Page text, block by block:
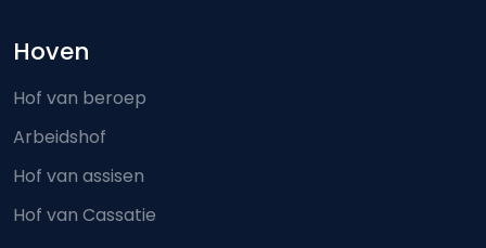
Hoven
Hof van beroep
Arbeidshof
Hof van assisen
Hof van Cassatie